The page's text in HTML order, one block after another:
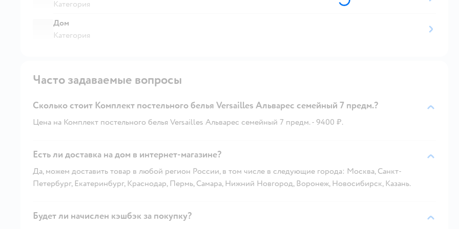
Категория
Дом
Категория
Часто задаваемые вопросы
Сколько стоит Комплект постельного белья Versailles Альварес семейный 7 предм.?
Цена на Комплект постельного белья Versailles Альварес семейный 7 предм. - 9400 ₽.
Есть ли доставка на дом в интернет-магазине?
Да, можем доставить товар в любой регион России, в том числе в следующие города: Москва, Санкт-
Петербург, Екатеринбург, Краснодар, Пермь, Самара, Нижний Новгород, Воронеж, Новосибирск, Казань.
Будет ли начислен кэшбэк за покупку?